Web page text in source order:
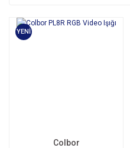
YENİ
Colbor